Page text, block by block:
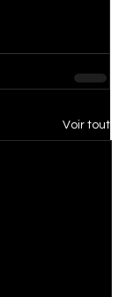
Voir tout